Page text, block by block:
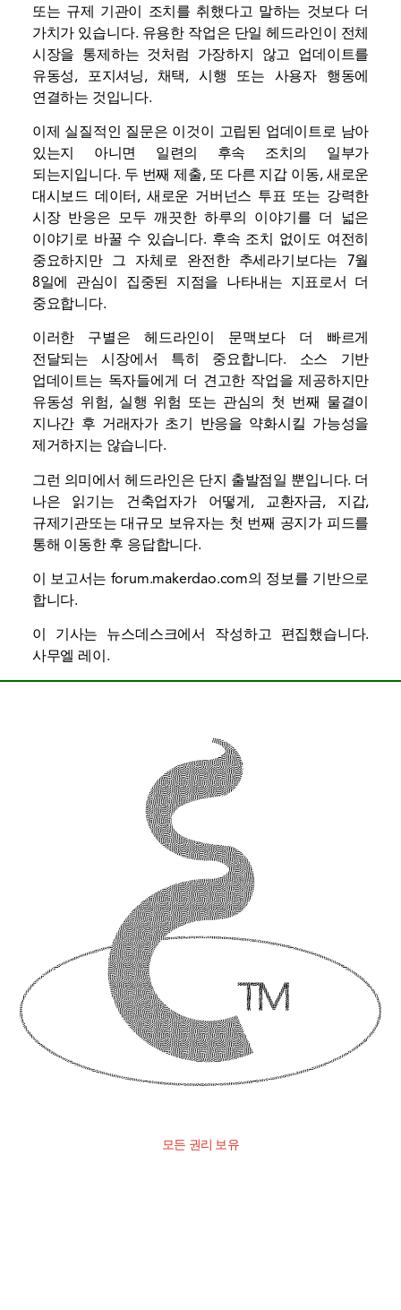
또는 규제 기관이 조치를 취했다고 말하는 것보다 더
가치가 있습니다. 유용한 작업은 단일 헤드라인이 전체
시장을 통제하는 것처럼 가장하지 않고 업데이트를
유동성, 포지셔닝, 채택, 시행 또는 사용자 행동에
연결하는 것입니다.
이제 실질적인 질문은 이것이 고립된 업데이트로 남아
있는지 아니면 일련의 후속 조치의 일부가
되는지입니다. 두 번째 제출, 또 다른 지갑 이동, 새로운
대시보드 데이터, 새로운 거버넌스 투표 또는 강력한
시장 반응은 모두 깨끗한 하루의 이야기를 더 넓은
이야기로 바꿀 수 있습니다. 후속 조치 없이도 여전히
중요하지만 그 자체로 완전한 추세라기보다는 7월
8일에 관심이 집중된 지점을 나타내는 지표로서 더
중요합니다.
이러한 구별은 헤드라인이 문맥보다 더 빠르게
전달되는 시장에서 특히 중요합니다. 소스 기반
업데이트는 독자들에게 더 견고한 작업을 제공하지만
유동성 위험, 실행 위험 또는 관심의 첫 번째 물결이
지나간 후 ​​거래자가 초기 반응을 약화시킬 가능성을
제거하지는 않습니다.
그런 의미에서 헤드라인은 단지 출발점일 뿐입니다. 더
나은 읽기는 건축업자가 어떻게, 교환자금, 지갑,
규제기관또는 대규모 보유자는 첫 번째 공지가 피드를
통해 이동한 후 응답합니다.
이 보고서는 forum.makerdao.com의 정보를 기반으로
합니다.
이 기사는 뉴스데스크에서 작성하고 편집했습니다.
사무엘 레이 .
모든 권리 보유